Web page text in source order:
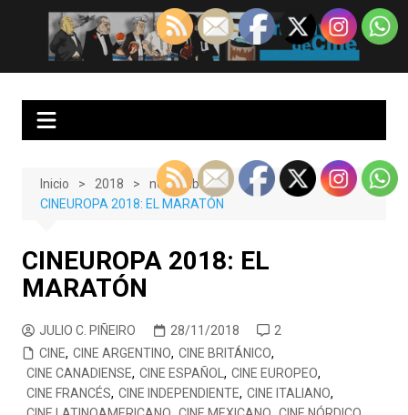
contenido
EnClave de Cine
Crítica cinematográfica y audiovisual. Punto de encuentro para los
Inicio 2018
noviembre
CINEUROPA 2018: EL MARATÓN
CINEUROPA 2018: EL
MARATÓN
JULIO C. PIÑEIRO 28/11/2018
2
CINE, CINE ARGENTINO, CINE BRITÁNICO,
CINE CANADIENSE, CINE ESPAÑOL , CINE EUROPEO,
CINE FRANCÉS, CINE INDEPENDIENTE, CINE ITALIANO,